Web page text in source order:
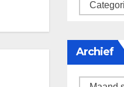
Archief
Archief